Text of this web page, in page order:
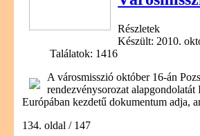
Részletek
Készült: 2010.
Találatok: 1416
A városmisszió október 16-án
rendezvénysorozat
Európában kezdetű dokumentum adja,
134. oldal / 147